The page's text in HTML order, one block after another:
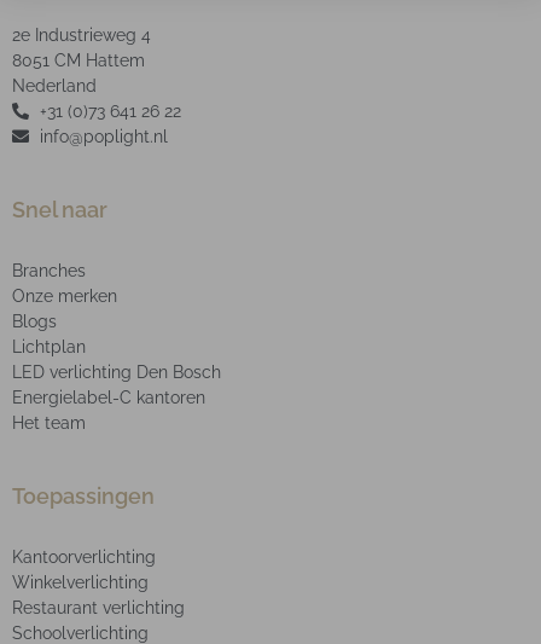
2e Industrieweg 4
8051 CM Hattem
Nederland
+31 (0)73 641 26 22
info@poplight.nl
Snel naar
Branches
Onze merken
Blogs
Lichtplan
LED verlichting Den Bosch
Energielabel-C kantoren
Het team
Toepassingen
Kantoorverlichting
Winkelverlichting
Restaurant verlichting
Schoolverlichting